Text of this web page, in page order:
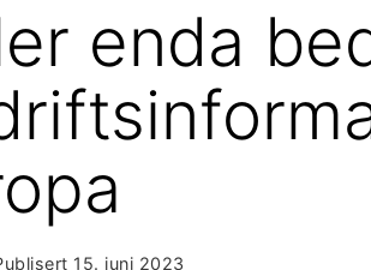
enda
15. juni 2023